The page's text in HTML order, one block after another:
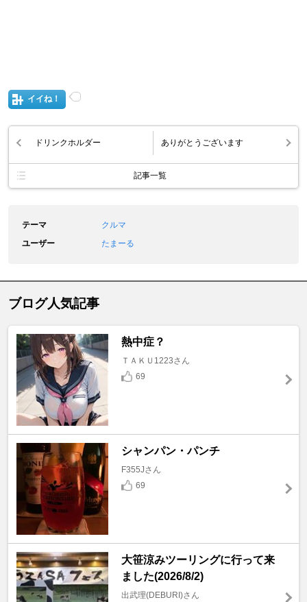
イイね！
ドリンクホルダー ありがとうございます
記事一覧
テーマ
クルマ
ユーザー
たまーる
ブログ人気記事
熱中症？
ＴＡＫＵ1223さん
69
シャンパン・パンチ
F355Jさん
69
大笹涼みツーリングに行って来
ました(2026/8/2)
出武理(DEBURI)さん